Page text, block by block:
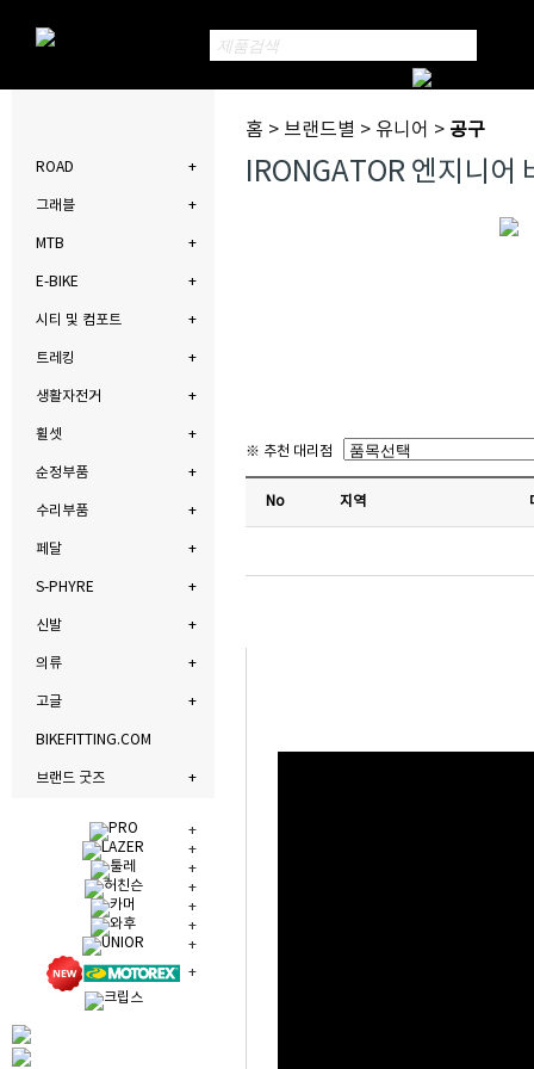
ROAD
그래블
MTB
E-BIKE
시티 및 컴포트
트레킹
생활자전거
휠셋
순정부품
수리부품
페달
S-PHYRE
신발
의류
고글
BIKEFITTING.COM
브랜드 굿즈
홈 > 브랜드별 > 유니어 > 공구
IRONGATOR 엔지니
※ 추천 대리점
No 지역